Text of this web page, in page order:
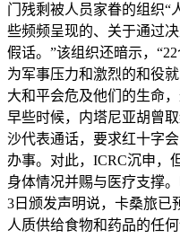
门残剩被人员家眷的组织“
些频频呈现的、关于通过
假话。”该组织还暗示，
为军事压力和激烈的和役
大和平会危及他们的生命
早些时候，内塔尼亚胡曾
沙代表通话，要求红十字
办事。对此，ICRC沉申，
身体情况并赐与医疗支撑
3日颁发声明说，卡桑旅已
人质供给食物和药品的任